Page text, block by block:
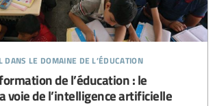
le domaine de l’éducation
de l’éducation : le
voie de l’intelligence artificielle